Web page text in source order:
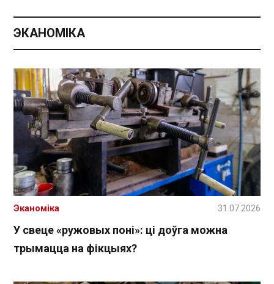
ЭКАНОМІКА
У свеце «ружовых поні»: ці доўга можна
трымацца на фікцыях?
Эканоміка 31.07.2026